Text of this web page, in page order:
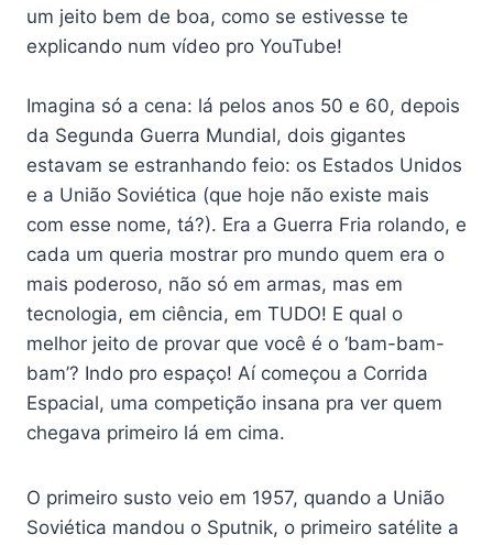
um jeito bem de boa, como se estivesse te
explicando num vídeo pro YouTube!
Imagina só a cena: lá pelos anos 50 e 60, depois
da Segunda Guerra Mundial, dois gigantes
estavam se estranhando feio: os Estados Unidos
e a União Soviética (que hoje não existe mais
com esse nome, tá?). Era a Guerra Fria rolando, e
cada um queria mostrar pro mundo quem era o
mais poderoso, não só em armas, mas em
tecnologia, em ciência, em TUDO! E qual o
melhor jeito de provar que você é o ‘bam-bam-
bam’? Indo pro espaço! Aí começou a Corrida
Espacial, uma competição insana pra ver quem
chegava primeiro lá em cima.
O primeiro susto veio em 1957, quando a União
Soviética mandou o Sputnik, o primeiro satélite a